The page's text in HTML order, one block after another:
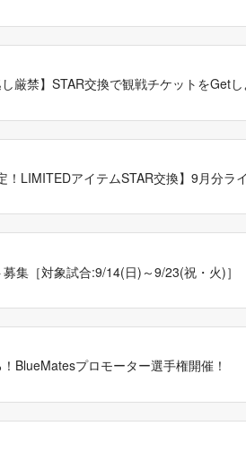
厳禁】STAR交換で観戦チケットをGetし
！LIMITEDアイテムSTAR交換】9月分ラ
集［対象試合:9/14(日)～9/23(祝・火)］
BlueMatesプロモーター選手権開催！